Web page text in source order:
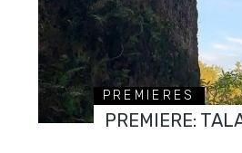
PREMIERES
PREMIERE: